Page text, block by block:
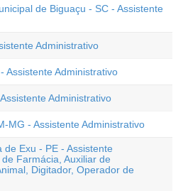
de Biguaçu - SC - Assistente
Administrativo
Assistente Administrativo
Administrativo
MG - Assistente Administrativo
Exu - PE - Assistente
Farmácia, Auxiliar de
Digitador, Operador de